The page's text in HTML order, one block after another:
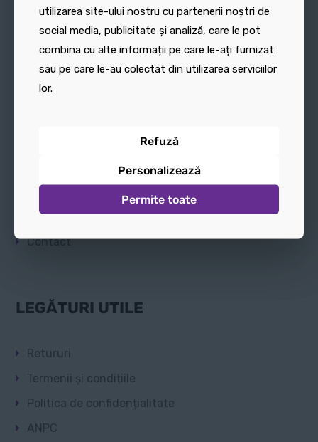
Promoții
Noutăți
Contact
LEGĂTURI UTILE
Retururi
Termenii și condițiile
Politica de confidențialitate
ANPC
utilizarea site-ului nostru cu partenerii noștri de
social media, publicitate și analiză, care le pot
combina cu alte informații pe care le-ați furnizat
sau pe care le-au colectat din utilizarea serviciilor
lor.
Refuză
Personalizează
Permite toate
utilizarea site-ului nostru cu partenerii noștri de
social media, publicitate și analiză, care le pot
combina cu alte informații pe care le-ați furnizat
sau pe care le-au colectat din utilizarea serviciilor
lor.
Refuză
Personalizează
Permite toate